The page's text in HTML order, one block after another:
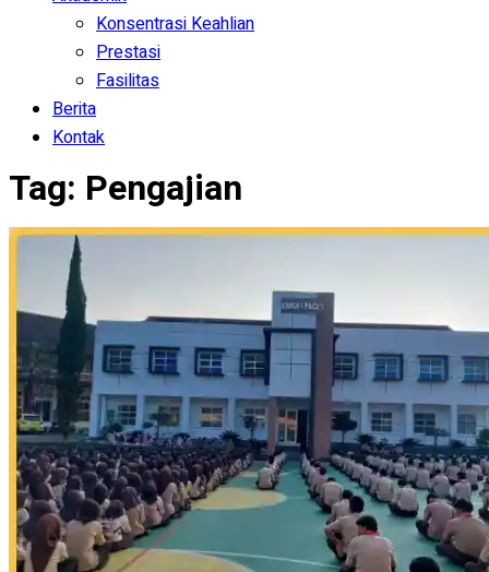
Konsentrasi Keahlian
Prestasi
Fasilitas
Berita
Kontak
Tag: Pengajian